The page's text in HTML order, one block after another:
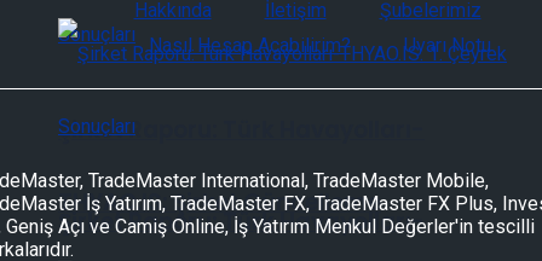
Şirket Raporu: Türk Havayolları-
THYAO.IS: Şirket Güncelleme
Şirket Raporu: Türk Havayolları-
Hakkında İletişim
Şubelerimiz
Nasıl Hesap Açabilirim?
Uyarı Notu
TradeMaster International, TradeMaster Mobile,
İş Yatırım, TradeMaster FX, TradeMaster FX Plus,
Geniş Açı ve Camiş Online, İş Yatırım Menkul Değerler'in tescilli